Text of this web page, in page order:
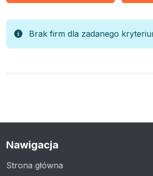
Brak firm dla zadanego
Nawigacja
Strona główna